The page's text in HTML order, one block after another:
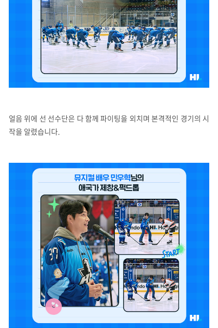
얼음 위에 선 선수단은 다 함께 파이팅을 외치며 본격적인 경기의 시
작을 알렸습니다.